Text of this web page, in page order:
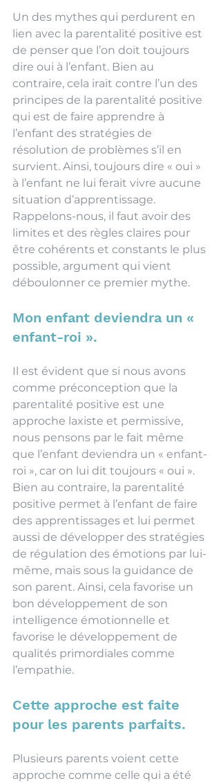
Un des mythes qui perdurent en
lien avec la parentalité positive est
de penser que l’on doit toujours
dire oui à l’enfant. Bien au
contraire, cela irait contre l’un des
principes de la parentalité positive
qui est de faire apprendre à
l’enfant des stratégies de
résolution de problèmes s’il en
survient. Ainsi, toujours dire « oui »
à l’enfant ne lui ferait vivre aucune
situation d’apprentissage.
Rappelons-nous, il faut avoir des
limites et des règles claires pour
être cohérents et constants le plus
possible, argument qui vient
déboulonner ce premier mythe.
Mon enfant deviendra un «
enfant-roi ».
Il est évident que si nous avons
comme préconception que la
parentalité positive est une
approche laxiste et permissive,
nous pensons par le fait même
que l’enfant deviendra un « enfant-
roi », car on lui dit toujours « oui ».
Bien au contraire, la parentalité
positive permet à l’enfant de faire
des apprentissages et lui permet
aussi de développer des stratégies
de régulation des émotions par lui-
même, mais sous la guidance de
son parent. Ainsi, cela favorise un
bon développement de son
intelligence émotionnelle et
favorise le développement de
qualités primordiales comme
l’empathie.
Cette approche est faite
pour les parents parfaits.
Plusieurs parents voient cette
approche comme celle qui a été